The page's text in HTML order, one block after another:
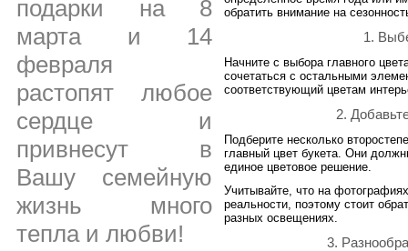
подарки на 8
марта и 14
февраля
растопят любое
сердце и
привнесут в
Вашу семейную
жизнь много
тепла и любви!
обратить внимание на
1.
Начните с выбора главного
сочетаться с остальными
соответствующий цветам
2.
Подберите несколько
главный цвет букета. Они
единое цветовое решение.
Учитывайте, что на
реальности, поэтому стоит
разных освещениях.
3.